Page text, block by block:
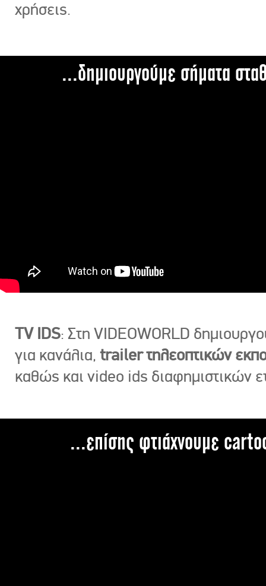
χρήσεις.
...δημιουργούμε σήματα
TV IDS: Στη VIDEOWORLD
για κανάλια, trailer τηλεοπτικών
καθώς και video ids διαφημιστικών
...επίσης φτιάχνουμε